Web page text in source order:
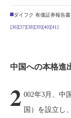
ダイフク 有価証券報告書
[36][37][38][39][40][41]
中国への本格進
2 002年3月、中
国）を設立し